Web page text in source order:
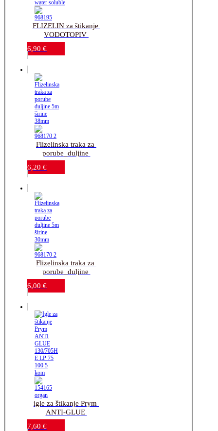
FLIZELIN za štikanje
VODOTOPIV
90x45cm_water-
6,90 €
Flizelinska traka za
porube_duljine
5m_širine 38mm
6,20 €
Flizelinska traka za
porube_duljine
5m_širine 30mm
6,00 €
igle za štikanje Prym
ANTI-GLUE
130/705H-E LP 75-
7,60 €